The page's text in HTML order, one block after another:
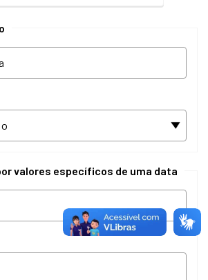
valores específicos de uma data